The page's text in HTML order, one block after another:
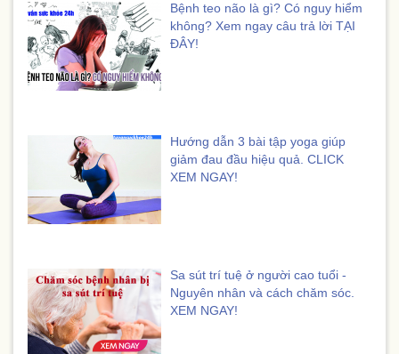
Bệnh teo não là gì? Có nguy hiểm
không? Xem ngay câu trả lời TẠI
ĐÂY!
Hướng dẫn 3 bài tập yoga giúp
giảm đau đầu hiệu quả. CLICK
XEM NGAY!
Sa sút trí tuệ ở người cao tuổi -
Nguyên nhân và cách chăm sóc.
XEM NGAY!